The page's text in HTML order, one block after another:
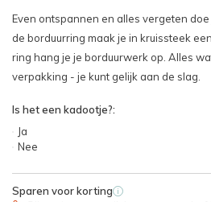
Even ontspannen en alles vergeten
de borduurring maak je in kruissteek
ring hang je je borduurwerk op. Alles
verpakking - je kunt gelijk aan de slag.
Is het een kadootje?:
Ja
Nee
Sparen voor korting i